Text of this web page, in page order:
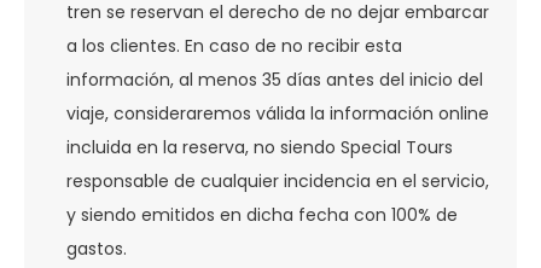
tren se reservan el derecho de no dejar embarcar
a los clientes. En caso de no recibir esta
información, al menos 35 días antes del inicio del
viaje, consideraremos válida la información online
incluida en la reserva, no siendo Special Tours
responsable de cualquier incidencia en el servicio,
y siendo emitidos en dicha fecha con 100% de
gastos.